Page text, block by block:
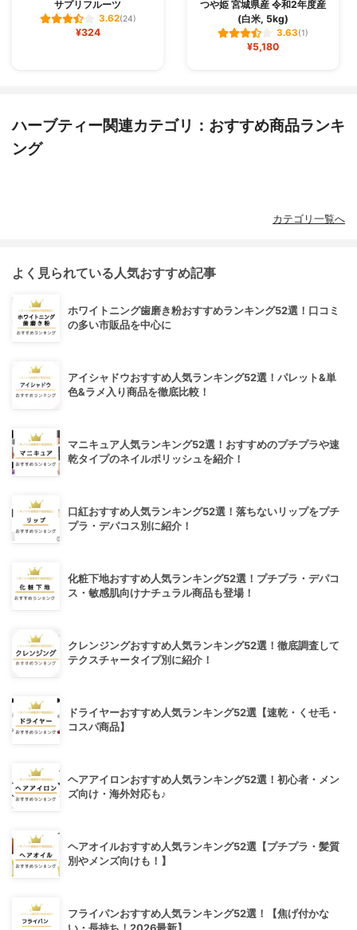
サプリフルーツ
3.62(24)
¥324
つや姫 宮城県産 令和2年度産
(白米, 5kg)
3.63(1)
¥5,180
ハーブティー関連カテゴリ：おすすめ商品ランキ
ング
カテゴリ一覧へ
よく見られている人気おすすめ記事
ホワイトニング歯磨き粉おすすめランキング52選！口コミ
の多い市販品を中心に
アイシャドウおすすめ人気ランキング52選！パレット&単
色&ラメ入り商品を徹底比較！
マニキュア人気ランキング52選！おすすめのプチプラや速
乾タイプのネイルポリッシュを紹介！
口紅おすすめ人気ランキング52選！落ちないリップをプチ
プラ・デパコス別に紹介！
化粧下地おすすめ人気ランキング52選！プチプラ・デパコ
ス・敏感肌向けナチュラル商品も登場！
クレンジングおすすめ人気ランキング52選！徹底調査して
テクスチャータイプ別に紹介！
ドライヤーおすすめ人気ランキング52選【速乾・くせ毛・
コスパ商品】
ヘアアイロンおすすめ人気ランキング52選！初心者・メン
ズ向け・海外対応も♪
ヘアオイルおすすめ人気ランキング52選【プチプラ・髪質
別やメンズ向けも！】
フライパンおすすめ人気ランキング52選！【焦げ付かな